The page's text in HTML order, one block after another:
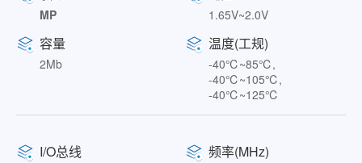
MP 1.65V~2.0V
容量
2Mb
温度(工规)
-40℃~85℃,
-40℃~105℃,
-40℃~125℃
I/O总线 频率(MHz)